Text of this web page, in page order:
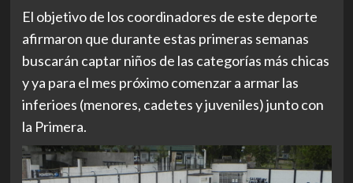
El objetivo de los coordinadores de este deporte
afirmaron que durante estas primeras semanas
buscarán captar niños de las categorías más chicas
y ya para el mes próximo comenzar a armar las
inferioes (menores, cadetes y juveniles) junto con
la Primera.